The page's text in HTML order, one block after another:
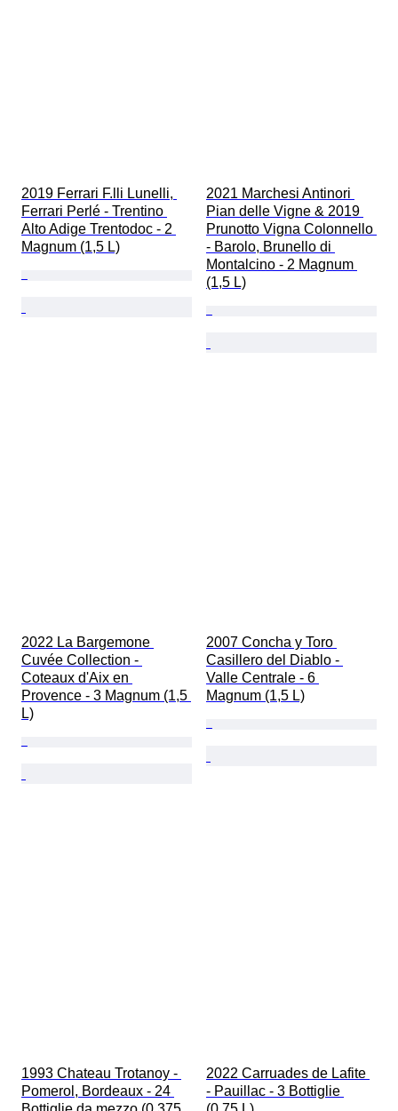
2019 Ferrari F.lli Lunelli,
Ferrari Perlé - Trentino
Alto Adige Trentodoc - 2
Magnum (1,5 L)
2021 Marchesi Antinori
Pian delle Vigne & 2019
Prunotto Vigna Colonnello
- Barolo, Brunello di
Montalcino - 2 Magnum
(1,5 L)
2022 La Bargemone
Cuvée Collection -
Coteaux d'Aix en
Provence - 3 Magnum (1,5
L)
2007 Concha y Toro
Casillero del Diablo -
Valle Centrale - 6
Magnum (1,5 L)
1993 Chateau Trotanoy -
Pomerol, Bordeaux - 24
2022 Carruades de Lafite
- Pauillac - 3 Bottiglie